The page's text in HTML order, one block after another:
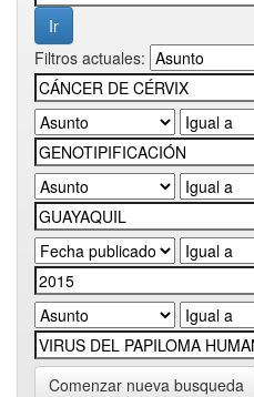
Filtros actuales:
Comenzar nueva busqueda